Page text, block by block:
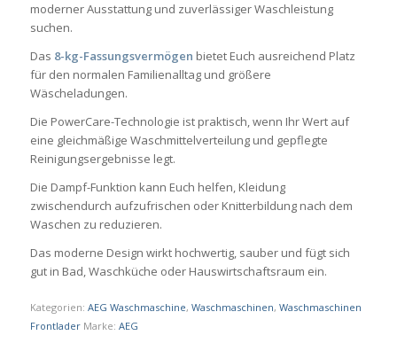
moderner Ausstattung und zuverlässiger Waschleistung
suchen.
Das 8-kg-Fassungsvermögen bietet Euch ausreichend Platz
für den normalen Familienalltag und größere
Wäscheladungen.
Die PowerCare-Technologie ist praktisch, wenn Ihr Wert auf
eine gleichmäßige Waschmittelverteilung und gepflegte
Reinigungsergebnisse legt.
Die Dampf-Funktion kann Euch helfen, Kleidung
zwischendurch aufzufrischen oder Knitterbildung nach dem
Waschen zu reduzieren.
Das moderne Design wirkt hochwertig, sauber und fügt sich
gut in Bad, Waschküche oder Hauswirtschaftsraum ein.
Kategorien: AEG Waschmaschine, Waschmaschinen, Waschmaschinen
Frontlader Marke: AEG